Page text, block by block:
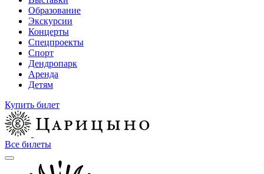
Образование
Экскурсии
Концерты
Спецпроекты
Спорт
Дендропарк
Аренда
Детям
Купить билет
Все билеты